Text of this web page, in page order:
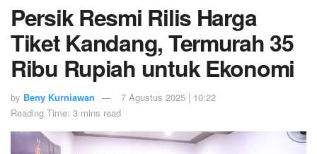
Persik Resmi Rilis Harga
Tiket Kandang, Termurah 35
Ribu Rupiah untuk Ekonomi
by Beny Kurniawan
7 Agustus 2025 | 10:22
Reading Time: 3 mins read